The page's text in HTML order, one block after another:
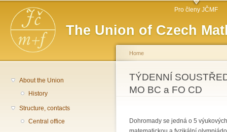
The Union of Czech
Main menu Pro členy JČMF
About the Union
History
Structure, contacts
Central office
You are here
Home
TÝDENNÍ
MO BC a FO CD
Dohromady se jedná o 5